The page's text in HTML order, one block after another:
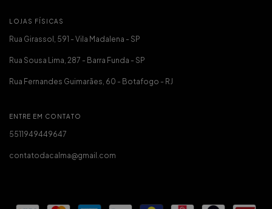
LOJAS FÍSICAS
Rua Girassol, 591 - Vila Madalena - SP
Rua Sousa Lima, 287 - Barra Funda - SP
Rua Fernandes Guimarães, 60 - Botafogo - RJ
ENTRE EM CONTATO
5511949449647
contatodacalma@gmail.com